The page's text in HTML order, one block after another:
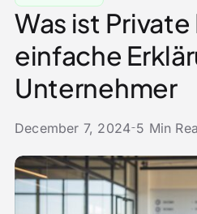
Was ist
einfache
Unternehmer
December 7, 2024 5 Min